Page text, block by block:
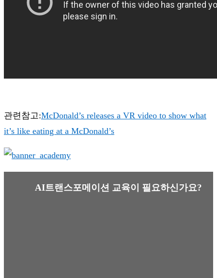
관련참고:McDonald’s releases a VR video to show what
it’s like eating at a McDonald’s
AI트랜스포메이션 교육이 필요하신가요?